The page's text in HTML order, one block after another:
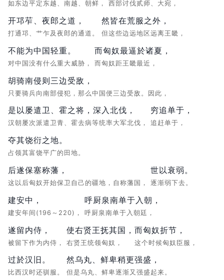
如东边平定东越、南越、朝鲜， 西部讨伐贰师、大宛，
开邛苲、夜郎之道，
打通邛、艹乍及夜郎的通道。
然皆在荒服之外，
但这些边远地区远离王畿，
不能为中国轻重。
对中国没有什么重大威胁，
而匈奴最逼於诸夏，
而匈奴距王畿最近，
胡骑南侵则三边受敌，
只要骑兵向南部侵犯，那么中国便三边受敌。因此，
是以屡遣卫、霍之将，深入北伐，
汉朝屡次派遣卫青、霍去病等统率大军北伐，
穷追单于，
追赶单于，
夺其饶衍之地。
占领其富饶平广的田地。
后遂保塞称藩，
这以后匈奴开始保卫自己的疆地，自称藩国，
世以衰弱。
逐渐弱下去。
建安中，
建安年间(196～220)，
呼厨泉南单于入朝，
呼厨泉南单于入朝廷，
遂留内侍，
被留下作为内侍，
使右贤王抚其国，
右贤王统领匈奴，
而匈奴折节，
这个时候匈奴臣服，
过於汉旧。
比西汉时还驯服。
然乌丸、鲜卑稍更强盛，
但是乌丸、鲜卑逐渐又强盛起来。